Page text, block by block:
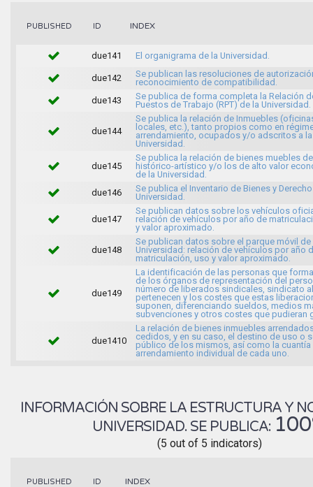
PUBLISHED ID INDEX
due141 El organigrama de la Universidad.
due142
Se publican las resoluciones de
reconocimiento de compatibilidad.
due143
Se publica de forma completa la Relación
Puestos de Trabajo (RPT) de la Universidad.
due144
Se publica la relación de Inmuebles
locales, etc.), tanto propios como en
arrendamiento, ocupados y/o adscritos a la
Universidad.
due145
Se publica la relación de bienes muebles
histórico-artístico y/o los de alto valor
de la Universidad.
due146
Se publica el Inventario de Bienes y
Universidad.
due147
Se publican datos sobre los vehículos
relación de vehículos por año de
y valor aproximado.
due148
Se publican datos sobre el parque móvil de
Universidad: relación de vehículos por año
matriculación, uso y valor aproximado.
due149
La identificación de las personas que
de los órganos de representación del
número de liberados sindicales, sindicato
pertenecen y los costes que estas
suponen, diferenciando sueldos, medios
subvenciones y otros costes que pudieran
due1410
La relación de bienes inmuebles
cedidos, y en su caso, el destino de uso o
público de los mismos, así como la cuantía
arrendamiento individual de cada uno.
INFORMACIÓN SOBRE LA ESTRUCTURA Y
UNIVERSIDAD. SE PUBLICA:
(5 out of 5 indicators)
PUBLISHED ID INDEX